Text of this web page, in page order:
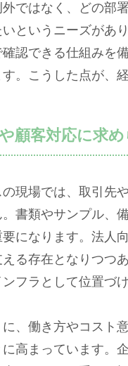
ではなく、どの部
というニーズがあ
確認できる仕組みを
。こうした点が、
顧客対応に求
の現場では、取引先
。書類やサンプル、
になります。法人
る存在となりつつ
フラとして位置づ
に、働き方やコスト
高まっています。